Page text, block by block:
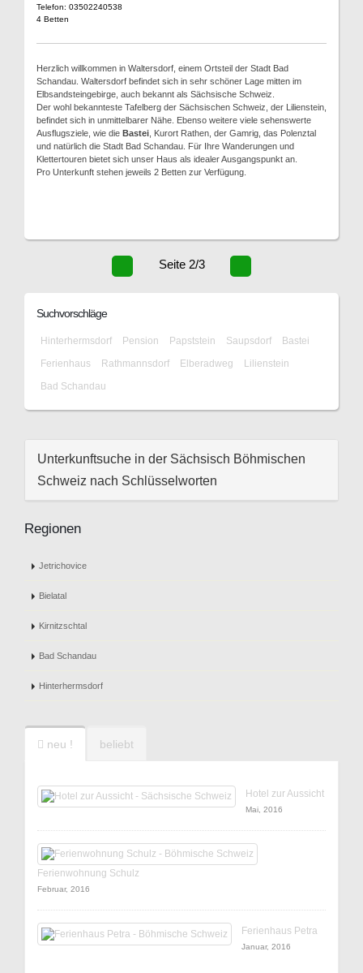
Telefon: 03502240538
4 Betten
Herzlich willkommen in Waltersdorf, einem Ortsteil der Stadt Bad
Schandau. Waltersdorf befindet sich in sehr schöner Lage mitten im
Elbsandsteingebirge, auch bekannt als Sächsische Schweiz.
Der wohl bekannteste Tafelberg der Sächsischen Schweiz, der Lilienstein,
befindet sich in unmittelbarer Nähe. Ebenso weitere viele sehenswerte
Ausflugsziele, wie die Bastei , Kurort Rathen, der Gamrig, das Polenztal
und natürlich die Stadt Bad Schandau. Für Ihre Wanderungen und
Klettertouren bietet sich unser Haus als idealer Ausgangspunkt an.
Pro Unterkunft stehen jeweils 2 Betten zur Verfügung.
Seite 2/3
Suchvorschläge
Hinterhermsdorf Pension Papststein Saupsdorf
Bastei
Ferienhaus
Rathmannsdorf Elberadweg
Lilienstein
Bad Schandau
Unterkunftsuche in der Sächsisch Böhmischen
Schweiz nach Schlüsselworten
Regionen
Jetrichovice
Bielatal
Kirnitzschtal
Bad Schandau
Hinterhermsdorf
neu ! beliebt
Hotel zur Aussicht
Mai, 2016
Ferienwohnung Schulz
Februar, 2016
Ferienhaus Petra
Januar, 2016